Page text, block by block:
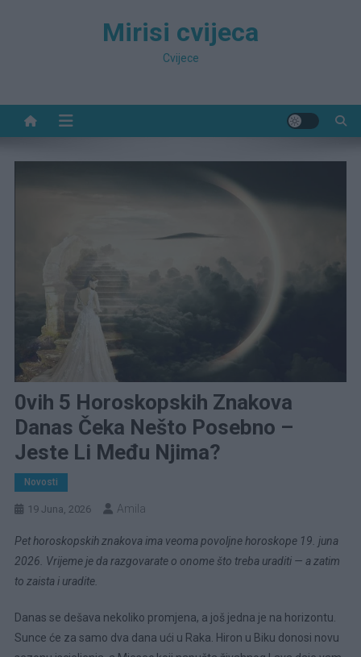
Mirisi cvijeca
Cvijece
0vih 5 Horoskopskih Znakova
Danas Čeka Nešto Posebno –
Jeste Li Među Njima?
Novosti
19 Juna, 2026 Amila
Pet horoskopskih znakova ima veoma povoljne horoskope 19. juna
2026. Vrijeme je da razgovarate o onome što treba uraditi — a zatim
to zaista i uradite.
Danas se dešava nekoliko promjena, a još jedna je na horizontu.
Sunce će za samo dva dana ući u Raka. Hiron u Biku donosi novu